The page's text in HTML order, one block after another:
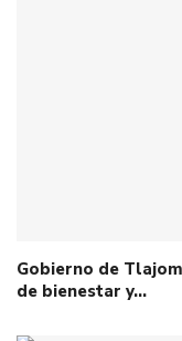
Gobierno de
de bienestar y…